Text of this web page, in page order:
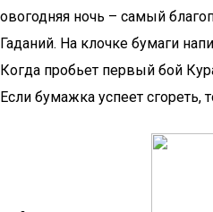
овогодняя ночь – самый
Гаданий. На клочке бумаги
Когда пробьет первый бой
Если бумажка успеет сгореть,